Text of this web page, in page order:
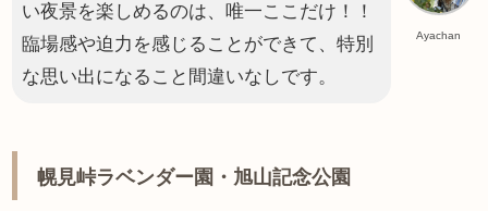
Ayachan
い夜景を楽しめるのは、唯一ここだけ！！
臨場感や迫力を感じることができて、特別
な思い出になること間違いなしです。
幌見峠ラベンダー園・旭山記念公園